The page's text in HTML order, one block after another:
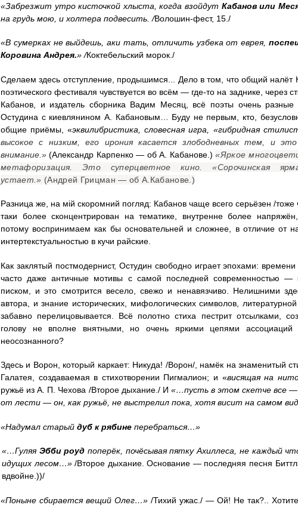
«Забрезжит утро кисточкой хлыста, когда взойдут Кабанов или
на грудь мою, и холтера подвесить. /Волошин-фест, 15./
«В сумерках не выйдешь, аки тать, отличить узбека от еврея,
Коровина Андрея.» /Коктебельский морок./
Сделаем здесь отступление, продышимся... Дело в том, что общий налёт
поэтического фестиваля чувствуется во всём — где-то на заднике, через
Кабанов, и издатель сборника Вадим Месяц, всё поэты очень разные
Остудина с киевлянином А. Кабановым… Буду не первым, кто,
общие приёмы, «эквилибристика, словесная игра, «гибридная
высокое с низким, его ирония касается злободневных тем, и
внимание.» (Александр Карпенко — об А. Кабанове.)«Яркое
метафоризация. Это суперцветное кино. «Сорочинская
устает.» (Андрей Грицман — об А.Кабанове.)
Разница же, на мiй скоромний погляд: Кабанов чаще всего серьёзен /
таки более сконцентрирован на тематике, внутренне более
потому воспринимаем как бы основательней и сложнее, в отличие от
интертекстуальностью в кучи райские.
Как заклятый постмодернист, Остудин свободно играет эпохами:
часто даже античные мотивы с самой последней современностью
писком, и это смотрится весело, свежо и ненавязчиво. Нелишними
автора, и знание исторических, мифологических символов,
забавно перелицовывается. Всё полотно стиха пестрит отсылками,
голову не вполне внятными, но очень яркими цепями ассоциаций
неосознанного?
Здесь и Ворон, который каркает: Никуда! /Ворон/, намёк на знаменитый
Галатея, создаваемая в стихотворении Пигмалион; и «висящая на
ружьё из А. П. Чехова /Второе дыхание./ И «…пусть в этом скетче все —
от лести — он, как ружьё, не выстрелил пока, хотя висит на самом
«Надумал старый дуб к рябине перебраться…»
«…Гуляя Эбби роуд поперёк, почёсывая пятку Ахиллеса, не каждый
идущих лесом…»/Второе дыхание. Основание — последняя песня
вдвойне.))/
«Поныне сбирается вещий Олег…» /Тихий ужас./ — Ой! Не так?..